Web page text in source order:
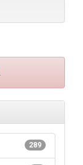
289